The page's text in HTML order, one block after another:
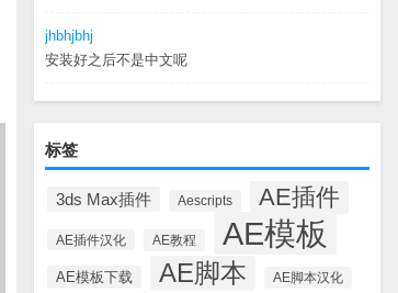
jhbhjbhj
安装好之后不是中文呢
标签
3ds Max插件 Aescripts AE插件
AE插件汉化 AE教程 AE模板
AE模板下载 AE脚本 AE脚本汉化